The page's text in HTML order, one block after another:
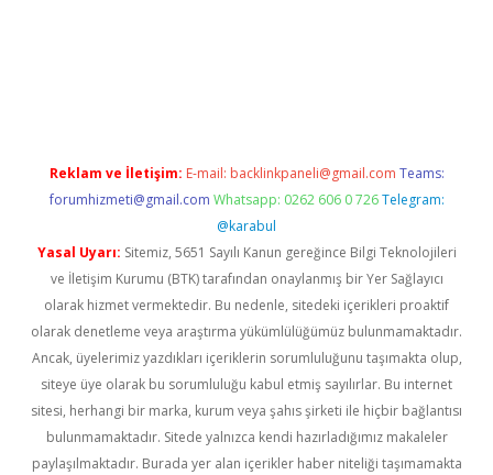
Reklam ve İletişim: E-mail: backlinkpaneli@gmail.com Teams:
forumhizmeti@gmail.com Whatsapp: 0262 606 0 726 Telegram:
@karabul
Yasal Uyarı: Sitemiz, 5651 Sayılı Kanun gereğince Bilgi Teknolojileri
ve İletişim Kurumu (BTK) tarafından onaylanmış bir Yer Sağlayıcı
olarak hizmet vermektedir. Bu nedenle, sitedeki içerikleri proaktif
olarak denetleme veya araştırma yükümlülüğümüz bulunmamaktadır.
Ancak, üyelerimiz yazdıkları içeriklerin sorumluluğunu taşımakta olup,
siteye üye olarak bu sorumluluğu kabul etmiş sayılırlar. Bu internet
sitesi, herhangi bir marka, kurum veya şahıs şirketi ile hiçbir bağlantısı
bulunmamaktadır. Sitede yalnızca kendi hazırladığımız makaleler
paylaşılmaktadır. Burada yer alan içerikler haber niteliği taşımamakta